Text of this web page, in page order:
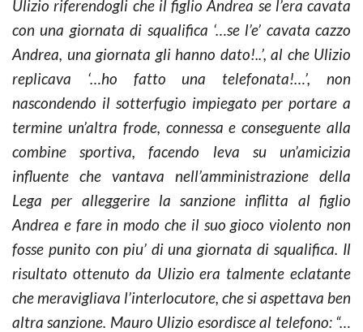
Ulizio riferendogli che il figlio Andrea se l’era cavata
con una giornata di squalifica ‘…se l’e’ cavata cazzo
Andrea, una giornata gli hanno dato!..’, al che Ulizio
replicava ‘…ho fatto una telefonata!…’, non
nascondendo il sotterfugio impiegato per portare a
termine un’altra frode, connessa e conseguente alla
combine sportiva, facendo leva su un’amicizia
influente che vantava nell’amministrazione della
Lega per alleggerire la sanzione inflitta al figlio
Andrea e fare in modo che il suo gioco violento non
fosse punito con piu’ di una giornata di squalifica. Il
risultato ottenuto da Ulizio era talmente eclatante
che meravigliava l’interlocutore, che si aspettava ben
altra sanzione. Mauro Ulizio esordisce al telefono: “…